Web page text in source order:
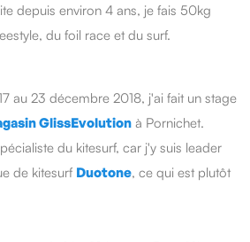
depuis environ 4 ans, je fais 50kg
du foil race et du surf.
au 23 décembre 2018, j'ai fait un stage
GlissEvolution à Pornichet.
du kitesurf, car j'y suis leader
de kitesurf Duotone, ce qui est plutôt